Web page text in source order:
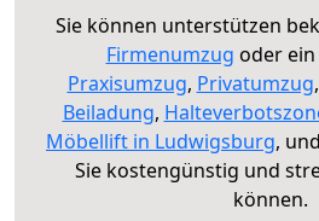
Sie können unterstützen
Firmenumzug oder ein
Praxisumzug, Privatumzug,
Beiladung,
Möbellift in Ludwigsburg,
Sie kostengünstig und
können.